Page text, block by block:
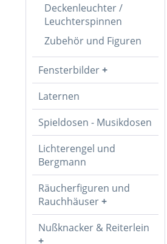
Deckenleuchter /
Leuchterspinnen
Zubehör und Figuren
Fensterbilder
Laternen
Spieldosen - Musikdosen
Lichterengel und
Bergmann
Räucherfiguren und
Rauchhäuser
Nußknacker & Reiterlein